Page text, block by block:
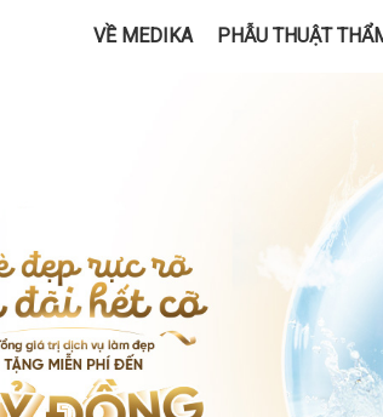
VỀ MEDIKA PHẪU THUẬT